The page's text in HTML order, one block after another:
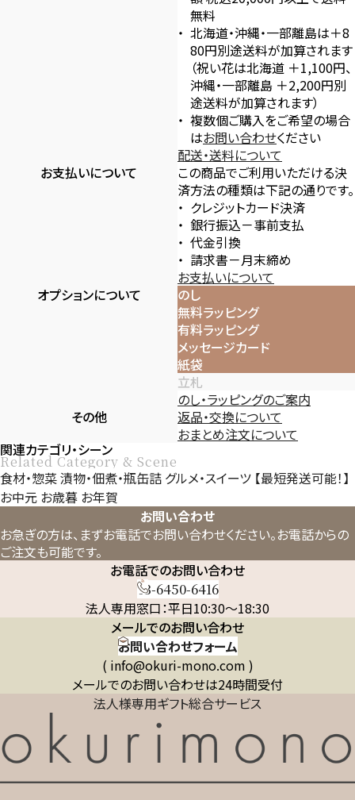
無料
北海道・沖縄・一部離島は＋8
80円別途送料が加算されます
（祝い花は北海道 ＋1,100円、
沖縄・一部離島 ＋2,200円別
途送料が加算されます）
複数個ご購入をご希望の場合
はお問い合わせください
配送・送料について
お支払いについて
この商品でご利用いただける決
済方法の種類は下記の通りです。
クレジットカード決済
銀行振込－事前支払
代金引換
請求書－月末締め
お支払いについて
オプションについて
のし
無料ラッピング
有料ラッピング
メッセージカード
紙袋
立札
のし・ラッピングのご案内
その他
返品・交換について
おまとめ注文について
関連カテゴリ・シーン
Related Category & Scene
食材・惣菜漬物・佃煮・瓶缶詰 グルメ・スイーツ 【最短発送可能！】
お中元 お歳暮 お年賀
お問い合わせ
お急ぎの方は、まずお電話でお問い合わせください。お電話からの
ご注文も可能です。
お電話でのお問い合わせ
03-6450-6416
法人専用窓口：平日10:30～18:30
メールでのお問い合わせ
お問い合わせフォーム
( info@okuri-mono.com )
メールでのお問い合わせは24時間受付
法人様専用ギフト総合サービス